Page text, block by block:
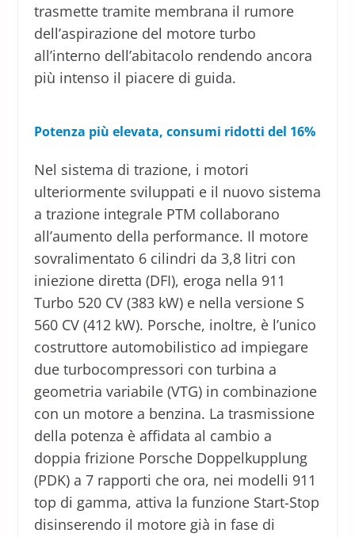
trasmette tramite membrana il rumore
dell’aspirazione del motore turbo
all’interno dell’abitacolo rendendo ancora
più intenso il piacere di guida.
Potenza più elevata, consumi ridotti del 16%
Nel sistema di trazione, i motori
ulteriormente sviluppati e il nuovo sistema
a trazione integrale PTM collaborano
all’aumento della performance. Il motore
sovralimentato 6 cilindri da 3,8 litri con
iniezione diretta (DFI), eroga nella 911
Turbo 520 CV (383 kW) e nella versione S
560 CV (412 kW). Porsche, inoltre, è l’unico
costruttore automobilistico ad impiegare
due turbocompressori con turbina a
geometria variabile (VTG) in combinazione
con un motore a benzina. La trasmissione
della potenza è affidata al cambio a
doppia frizione Porsche Doppelkupplung
(PDK) a 7 rapporti che ora, nei modelli 911
top di gamma, attiva la funzione Start-Stop
disinserendo il motore già in fase di